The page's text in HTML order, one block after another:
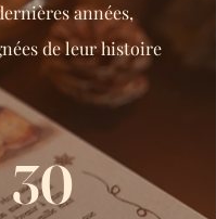
années,
de leur histoire
30